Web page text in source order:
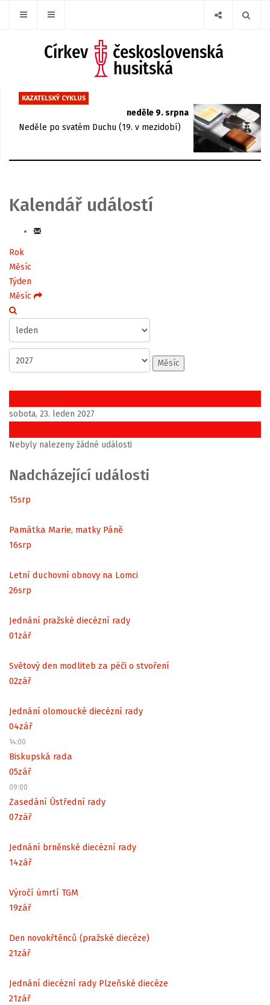
KAZATELSKÝ CYKLUS
neděle 9. srpna
Neděle po svatém Duchu (19. v mezidobí)
Kalendář událostí
Rok
Měsíc
Týden
Měsíc
Měsíc
Předchozí den
sobota, 23. leden 2027
Následující den
Nebyly nalezeny žádné události
Nadcházející události
15srp
Památka Marie, matky Páně
16srp
Letní duchovní obnovy na Lomci
26srp
Jednání pražské diecézní rady
01zář
Světový den modliteb za péči o stvoření
02zář
Jednání olomoucké diecézní rady
04zář
14:00
Biskupská rada
05zář
09:00
Zasedání Ústřední rady
07zář
Jednání brněnské diecézní rady
14zář
Výročí úmrtí TGM
19zář
Den novokřtěnců (pražské diecéze)
21zář
Jednání diecézní rady Plzeňské diecéze
21zář